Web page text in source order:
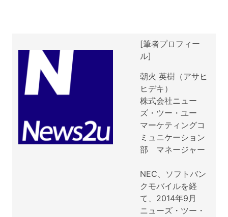
[筆者プロフィー
ル]
朝火 英樹（アサヒ
ヒデキ）
株式会社ニュー
ズ・ツー・ユー
マーケティングコ
ミュニケーション
部 マネージャー
NEC、ソフトバン
クモバイルを経
て、2014年9月
ニューズ・ツー・